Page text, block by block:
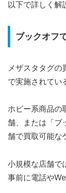
以下で詳しく解
ブックオフ
メザスタタグ
で実施されてい
ホビー系商品の
舗、または「ブ
舗で買取可能な
小規模な店舗で
事前に電話や